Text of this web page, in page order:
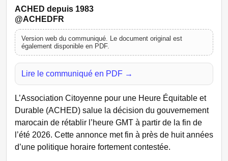
ACHED depuis 1983
@ACHEDFR
Version web du communiqué. Le document original est
également disponible en PDF.
Lire le communiqué en PDF →
L’Association Citoyenne pour une Heure Équitable et
Durable (ACHED) salue la décision du gouvernement
marocain de rétablir l’heure GMT à partir de la fin de
l’été 2026. Cette annonce met fin à près de huit années
d’une politique horaire fortement contestée.